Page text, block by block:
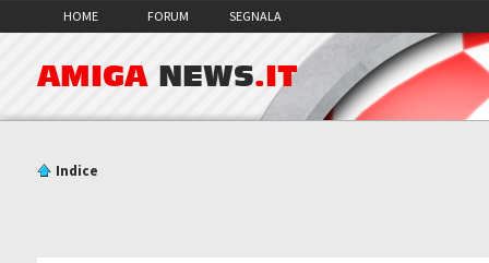
HOME FORUM SEGNALA
AMIGA NEWS.IT
Indice